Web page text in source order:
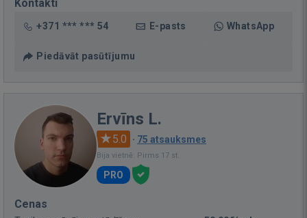
Kontakti
+371 *** *** 54 E-pasts WhatsApp
Piedāvāt pasūtījumu
Ervīns L.
5.0 · 75 atsauksmes
Bija vietnē: Pirms 17 st.
PRO
Cenas